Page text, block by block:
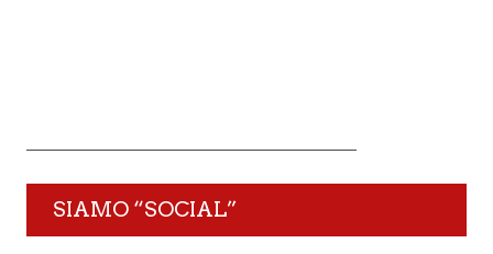
SIAMO “SOCIAL”